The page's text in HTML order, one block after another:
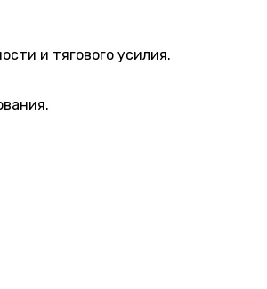
и тягового усилия.